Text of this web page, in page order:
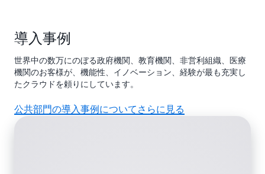
導入事例
世界中の数万にのぼる政府機関、教育機関、非営利組織、医療
機関のお客様が、機能性、イノベーション、経験が最も充実し
たクラウドを頼りにしています。
公共部門の導入事例についてさらに見る